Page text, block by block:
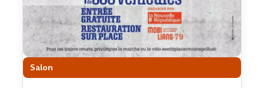
Salon